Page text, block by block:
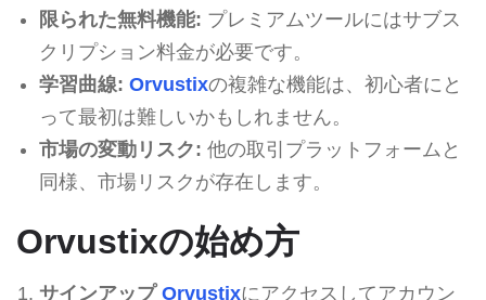
限られた無料機能: プレミアムツールにはサブス
クリプション料金が必要です。
学習曲線: Orvustixの複雑な機能は、初心者にと
って最初は難しいかもしれません。
市場の変動リスク: 他の取引プラットフォームと
同様、市場リスクが存在します。
Orvustixの始め方
サインアップ Orvustixにアクセスしてアカウン